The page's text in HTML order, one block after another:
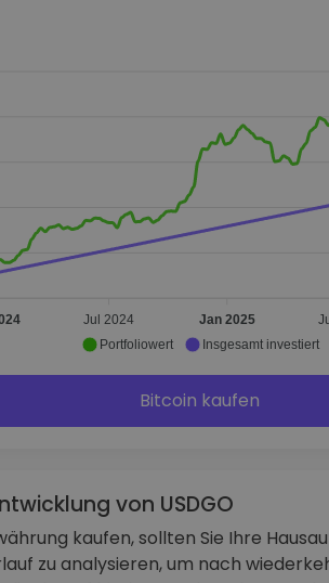
Jul 2024 Jan 2025
Portfoliowert Insgesamt investiert
Bitcoin kaufen
von USDGO
kaufen, sollten Sie Ihre
zu analysieren, um nach